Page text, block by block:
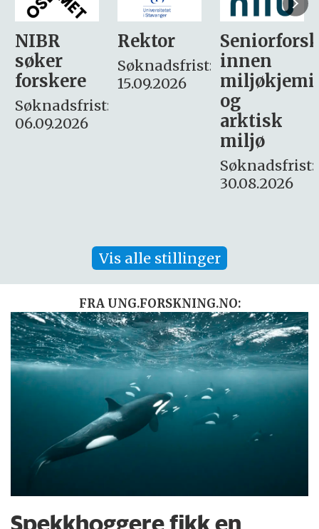
Rektor
Søknadsfrist:
15.09.2026
Seniorforsker
innen
miljøkjemi
søker
– fast
Søknadsfrist:
16. august.
Vis alle stillinger
FRA UNG.FORSKNING.NO: